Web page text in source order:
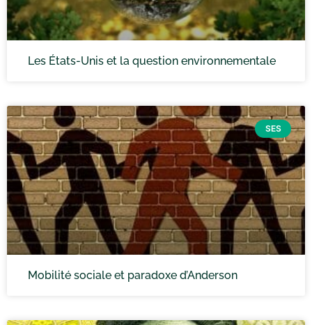
Les États-Unis et la question environnementale
SES
Mobilité sociale et paradoxe d’Anderson